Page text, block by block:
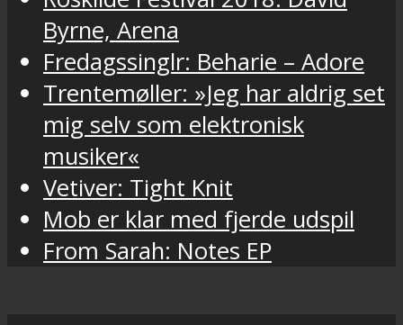
Byrne, Arena
Fredagssinglr: Beharie – Adore
Trentemøller: »Jeg har aldrig set
mig selv som elektronisk
musiker«
Vetiver: Tight Knit
Mob er klar med fjerde udspil
From Sarah: Notes EP